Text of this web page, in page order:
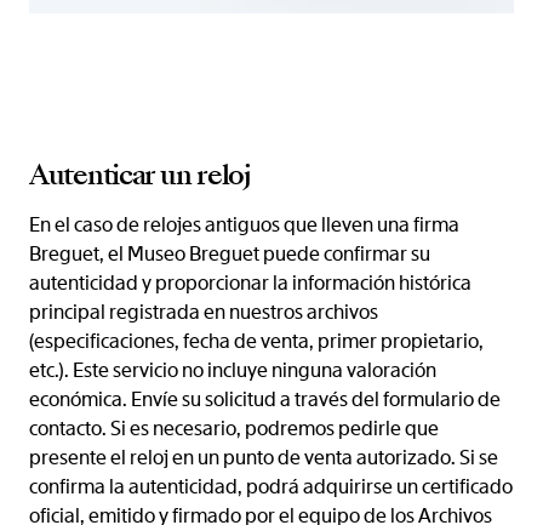
Autenticar un reloj
En el caso de relojes antiguos que lleven una firma
Breguet, el Museo Breguet puede confirmar su
autenticidad y proporcionar la información histórica
principal registrada en nuestros archivos
(especificaciones, fecha de venta, primer propietario,
etc.). Este servicio no incluye ninguna valoración
económica. Envíe su solicitud a través del formulario de
contacto. Si es necesario, podremos pedirle que
presente el reloj en un punto de venta autorizado. Si se
confirma la autenticidad, podrá adquirirse un certificado
oficial, emitido y firmado por el equipo de los Archivos